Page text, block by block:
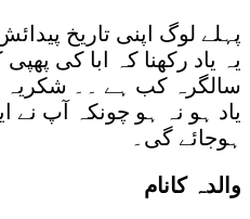
پہلے لوگ اپنی تاریخ
یہ یاد رکھنا کہ ابا کی
سالگرہ کب ہے ۔۔
یاد ہو نہ ہو چونکہ آپ نے
ہوجائے گی۔
والدہ کانام